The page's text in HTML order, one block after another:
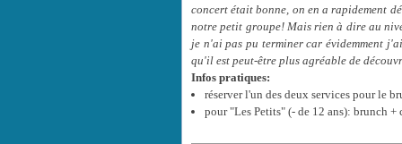
concert était bonne, on en a rapidement
notre petit groupe! Mais rien à dire au
je n'ai pas pu terminer car évidemment
qu'il est peut-être plus agréable de
Infos pratiques:
réserver l'un des deux services pour le
pour "Les Petits" (- de 12 ans): brunch +